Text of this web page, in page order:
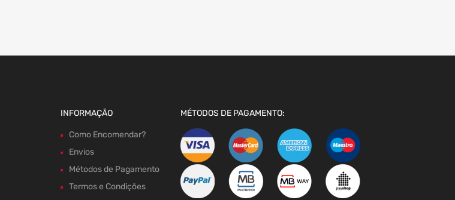
INFORMAÇÃO
Como Encomendar?
Envios
Métodos de Pagamento
Termos e Condições
MÉTODOS DE PAGAMENTO: